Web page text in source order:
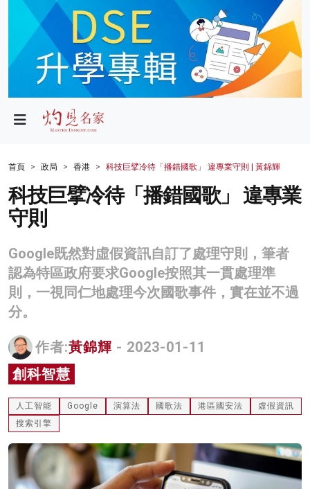
政局
財經
生活
健康
商業
科技
影片
灼見活動
關於我們
首頁 政局 香港 科技巨擘冷待「播錯國歌」 違專業守則 | 黃錦輝
科技巨擘冷待「播錯國歌」 違專業
守則
Google既然對虛假資訊自訂了處理守則，筆者
認為特區政府要求Google按照其一貫處理準
則，一視同仁地處理今次國歌事件，實在並不過
分。
作者:黃錦輝 - 2023-01-11
創科智慧
人工智能 Google 演算法 國歌法 港區國安法
虛假資訊
搜索引擎